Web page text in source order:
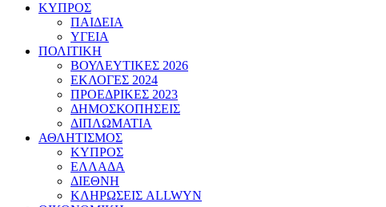
ΚΥΠΡΟΣ
ΠΑΙΔΕΙΑ
ΥΓΕΙΑ
ΠΟΛΙΤΙΚΗ
ΒΟΥΛΕΥΤΙΚΕΣ 2026
ΕΚΛΟΓΕΣ 2024
ΠΡΟΕΔΡΙΚΕΣ 2023
ΔΗΜΟΣΚΟΠΗΣΕΙΣ
ΔΙΠΛΩΜΑΤΙΑ
ΑΘΛΗΤΙΣΜΟΣ
ΚΥΠΡΟΣ
ΕΛΛΑΔΑ
ΔΙΕΘΝΗ
ΚΛΗΡΩΣΕΙΣ ALLWYN